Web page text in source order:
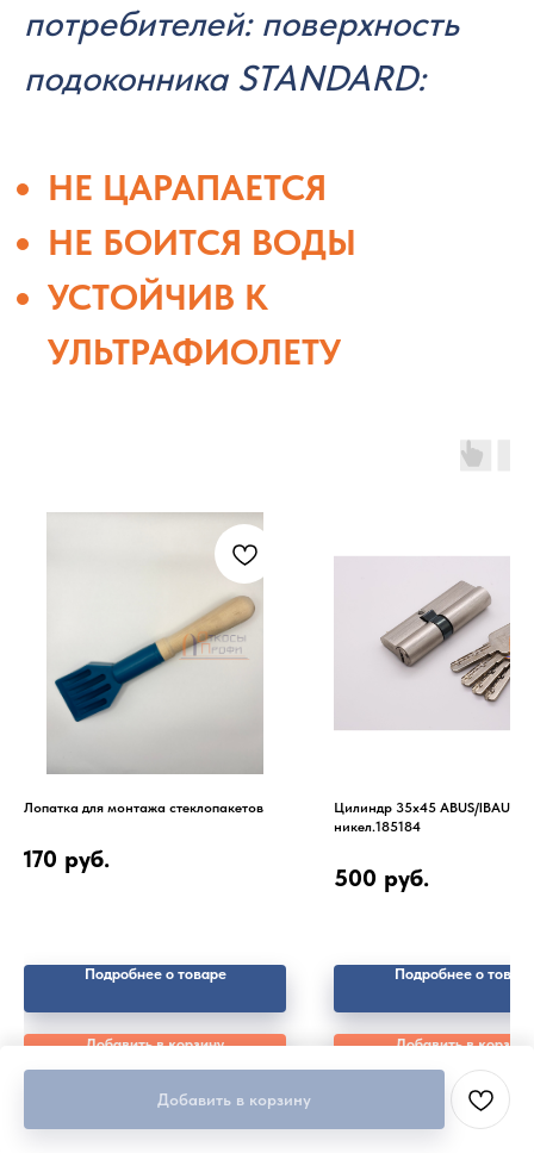
Добавить в корзину
потребителей: поверхность
подоконника STANDARD:
НЕ ЦАРАПАЕТСЯ
НЕ БОИТСЯ ВОДЫ
УСТОЙЧИВ К
УЛЬТРАФИОЛЕТУ
Лопатка для монтажа стеклопакетов
170 руб.
Подробнее о товаре
Добавить в корзину
Цилиндр 35х45 ABUS/IBAU
никел.185184
500 руб.
Подробнее о
Добавить в корзину